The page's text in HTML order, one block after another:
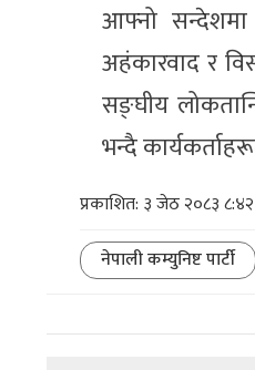
आफ्नो सन्देशमा
अहंकारवाद र
सङ्घीय
भन्दै
प्रकाशित: ३ जेठ २०८३
नेपाली कम्युनिष्ट पार्टी